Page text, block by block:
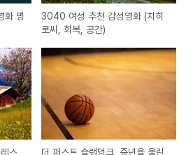
화 명
3040 여성 추천 감성영화 (치히
로씨, 회복, 공간)
스
더 퍼스트 슬램덩크, 중년을 울린